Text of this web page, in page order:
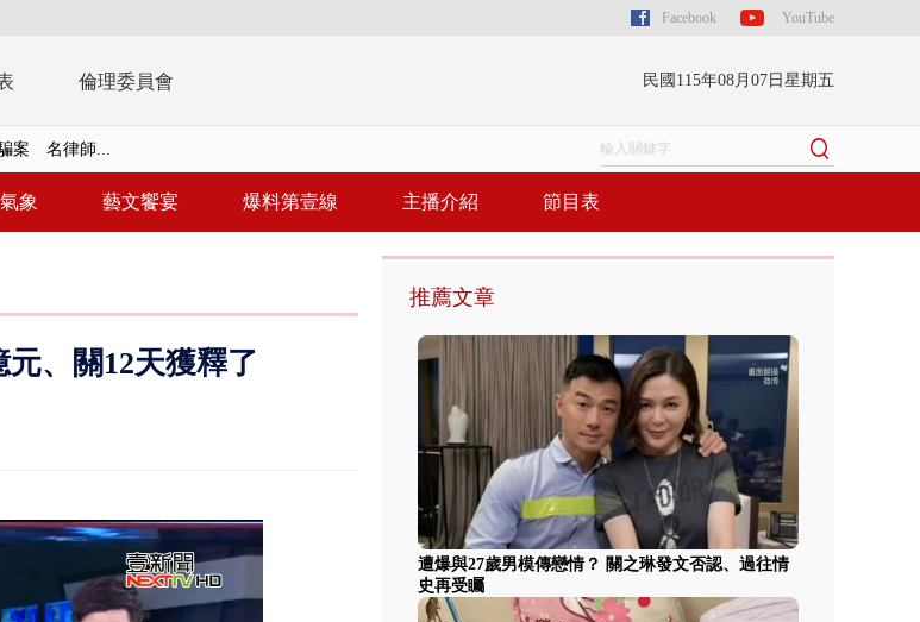
Facebook YouTube
倫理委員會 民國115年08月07日星期五
騙案 名律師...
AIT高雄分...
隊實戰救援
聲、72歲屋...
象 藝文饗宴 爆料第壹線 主播介紹 節目表
、關12天獲釋了
推薦文章
遭爆與27歲男模傳戀情？ 關之琳發文否認、過往情
史再受矚